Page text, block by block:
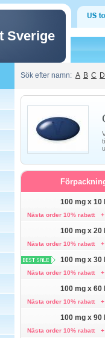
Sverige
Sök efter namn: A B C D
100 mg x 10
Nästa order 10% rabatt
100 mg x 20
Nästa order 10% rabatt
100 mg x 30
Nästa order 10% rabatt
100 mg x 60
Nästa order 10% rabatt
100 mg x 90
Nästa order 10% rabatt